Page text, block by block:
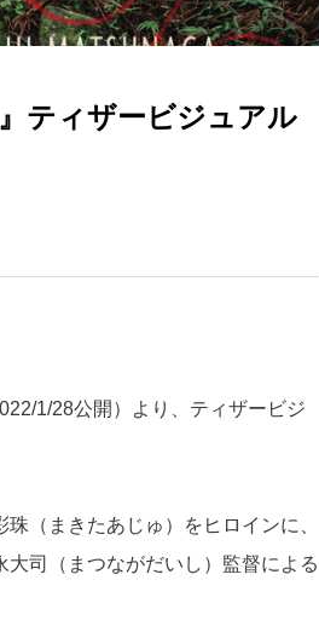
ティザービジュアル
1/28公開）より、ティザービジ
（まきたあじゅ）をヒロインに、
司（まつながだいし）監督による